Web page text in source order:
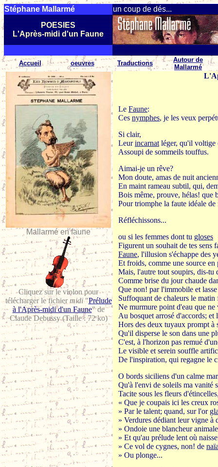
Stéphane Mallarmé
un coup de dés...
POESIES
L'Après-midi d'un Faune
Accueil oeuvres Traductions
Autour de
Mallarmé
Mallarmé en faune
Cliquez sur le violon pour
télécharger le fichier midi"Prélude
à l'Après-midi d'un Faune" de
Claude Debussy (Taille : 72 ko)
Le Faune:
Ces nymphes, je les veux
Si clair,
Leurincarnat léger, qu'il voltige
Assoupi de sommeils touffus.
Aimai-je un rêve?
Mon doute, amas de nuit
En maint rameau subtil, qui,
Bois même, prouve, hélas! que
Pour triomphe la faute idéale de
Réfléchissons...
ou si les femmes dont tu gloses
Figurent un souhait de tes sens
Faune, l'illusion s'échappe des
Et froids, comme une source en
Mais, l'autre tout soupirs, dis-tu
Comme brise du jour chaude
Que non! par l'immobile et
Suffoquant de chaleurs le
Ne murmure point d'eau que ne
Au bosquet arrosé d'accords; et
Hors des deux tuyaux prompt à
Qu'il disperse le son dans une
C'est, à l'horizon pas remué
Le visible et serein souffle
De l'inspiration, qui regagne le
O bords siciliens d'un calme
Qu'à l'envi de soleils ma vanité
Tacite sous les fleurs
« Que je coupais ici les creux
» Par le talent; quand, sur l'or
» Verdures dédiant leur vigne à
» Ondoie une blancheur
» Et qu'au prélude lent où
» Ce vol de cygnes, non! de
» Ou plonge...